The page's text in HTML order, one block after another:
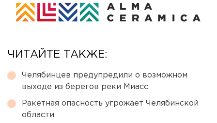
ЧИТАЙТЕ ТАКЖЕ:
Челябинцев предупредили о возможном
выходе из берегов реки Миасс
Ракетная опасность угрожает Челябинской
области